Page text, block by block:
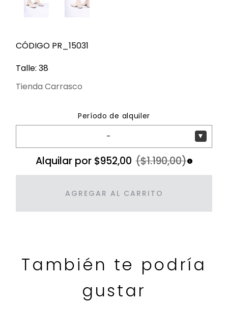
CÓDIGO PR_15031
Talle: 38
Tienda Carrasco
Período de alquiler
-
▼
Alquilar por $952,00 ($1.190,00)
AGREGAR AL CARRITO
También te podría
gustar